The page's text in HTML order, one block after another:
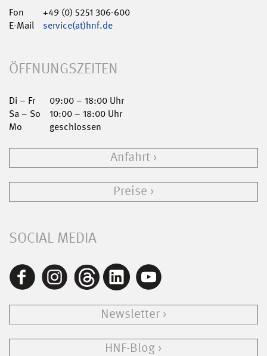
Fon
+49 (0) 5251 306-600
E-Mail
service(at)hnf.de
ÖFFNUNGSZEITEN
Di – Fr
09:00 – 18:00 Uhr
Sa – So
10:00 – 18:00 Uhr
Mo
geschlossen
Anfahrt
Preise
SOCIAL MEDIA
Newsletter
HNF-Blog